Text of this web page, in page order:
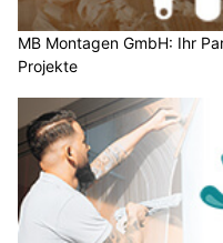
MB Montagen GmbH: Ihr
Projekte